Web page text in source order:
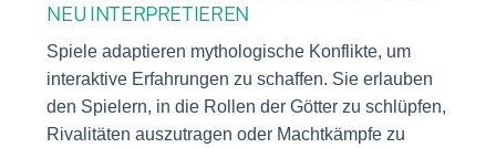
NEU INTERPRETIEREN
Spiele adaptieren mythologische Konflikte, um
interaktive Erfahrungen zu schaffen. Sie erlauben
den Spielern, in die Rollen der Götter zu schlüpfen,
Rivalitäten auszutragen oder Machtkämpfe zu